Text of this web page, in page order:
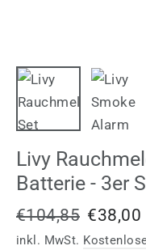
Livy
Batterie - 3er
Normaler
Preis
€104,85 €38,00
inkl. MwSt.